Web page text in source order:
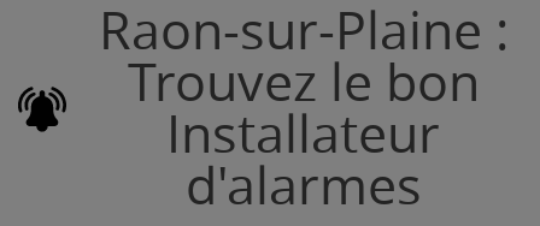
Raon-sur-Plaine :
Trouvez le bon
Installateur
d'alarmes